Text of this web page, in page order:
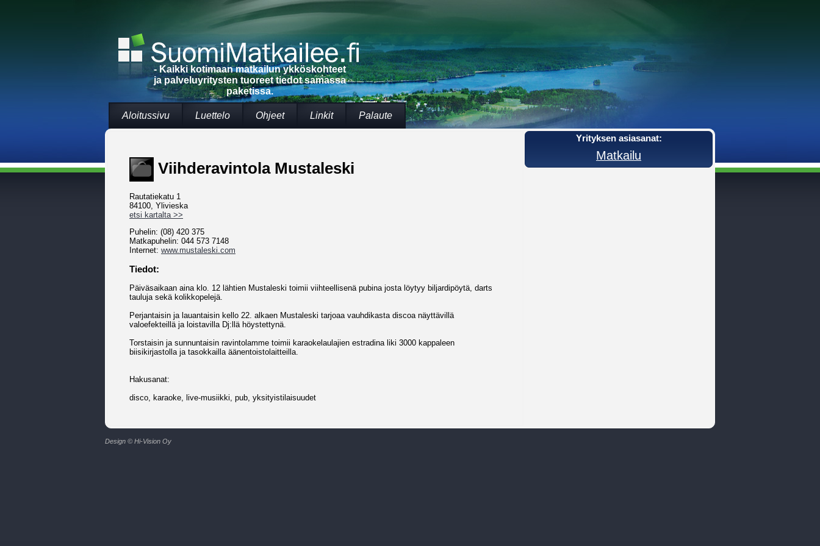
- Kaikki kotimaan matkailun ykköskohteet
ja palveluyritysten tuoreet tiedot samassa
paketissa.
Aloitussivu Luettelo Ohjeet Linkit Palaute
Viihderavintola Mustaleski
Rautatiekatu 1
84100, Ylivieska
etsi kartalta >>
Puhelin: (08) 420 375
Matkapuhelin: 044 573 7148
Internet: www.mustaleski.com
Tiedot:
Päiväsaikaan aina klo. 12 lähtien Mustaleski toimii viihteellisenä pubina josta löytyy biljardipöytä, darts
tauluja sekä kolikkopelejä.
Perjantaisin ja lauantaisin kello 22. alkaen Mustaleski tarjoaa vauhdikasta discoa näyttävillä
valoefekteillä ja loistavilla Dj:llä höystettynä.
Torstaisin ja sunnuntaisin ravintolamme toimii karaokelaulajien estradina liki 3000 kappaleen
biisikirjastolla ja tasokkailla äänentoistolaitteilla.
Hakusanat:
disco, karaoke, live-musiikki, pub, yksityistilaisuudet
Yrityksen asiasanat:
Matkailu
Design © Hi-Vision Oy